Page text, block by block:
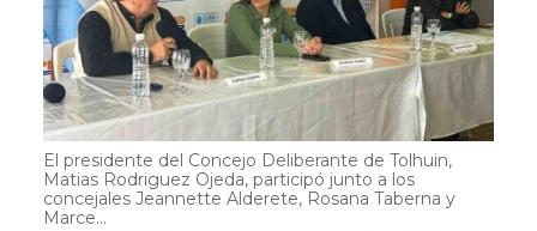
El presidente del Concejo Deliberante de Tolhuin,
Matias Rodriguez Ojeda, participó junto a los
concejales Jeannette Alderete, Rosana Taberna y
Marce...